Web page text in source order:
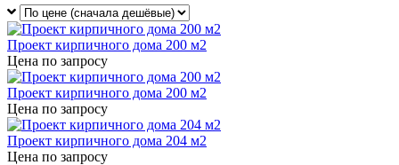
Проект кирпичного дома 200 м2
Цена по запросу
Проект кирпичного дома 200 м2
Цена по запросу
Проект кирпичного дома 204 м2
Цена по запросу